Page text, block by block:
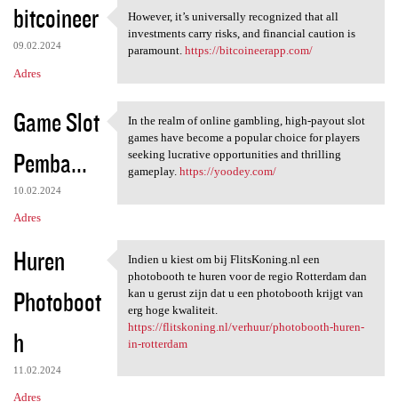
bitcoineer
09.02.2024
Adres
However, it’s universally
However, it’s universally recognized that all
investments carry risks, and financial caution is
paramount. https://bitcoineerapp.com/
Game Slot
Pemba...
10.02.2024
Adres
In the realm of online
In the realm of online gambling, high-payout slot
games have become a popular choice for players
seeking lucrative opportunities and thrilling
gameplay. https://yoodey.com/
Huren
Photoboot
h
11.02.2024
Adres
Indien u kiest om bij
Indien u kiest om bij FlitsKoning.nl een
photobooth te huren voor de regio Rotterdam dan
kan u gerust zijn dat u een photobooth krijgt van
erg hoge kwaliteit.
https://flitskoning.nl/verhuur/photobooth-huren-
in-rotterdam